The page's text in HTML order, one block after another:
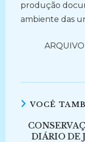
produção
ambiente das
VOCÊ
DIÁRIO DE